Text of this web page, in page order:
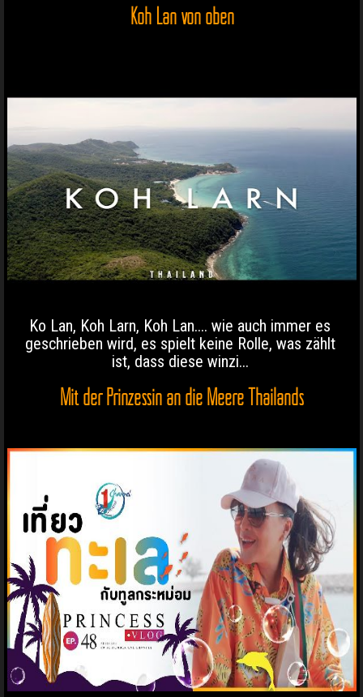
Koh Lan von oben
Ko Lan, Koh Larn, Koh Lan.... wie auch immer es
geschrieben wird, es spielt keine Rolle, was zählt
ist, dass diese winzi...
Mit der Prinzessin an die Meere Thailands